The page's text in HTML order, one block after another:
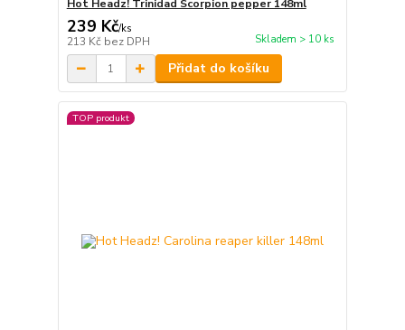
Hot Headz! Trinidad Scorpion pepper 148ml
239 Kč/ks
213 Kč bez DPH Skladem > 10 ks
Přidat do košíku
TOP produkt